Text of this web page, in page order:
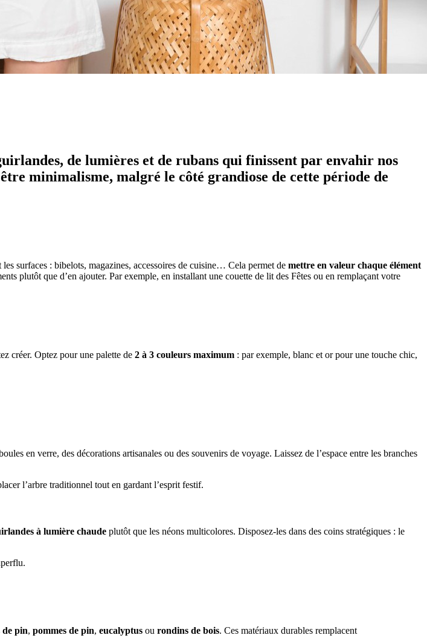
de lumières et de rubans qui finissent par envahir nos
minimalisme, malgré le côté grandiose de cette période de
surfaces : bibelots, magazines, accessoires de cuisine… Cela permet de mettre en valeur chaque élément
plutôt que d’en ajouter. Par exemple, en installant une couette de lit des Fêtes ou en remplaçant votre
créer. Optez pour une palette de 2 à 3 couleurs maximum : par exemple, blanc et or pour une touche chic,
en verre, des décorations artisanales ou des souvenirs de voyage. Laissez de l’espace entre les branches
l’arbre traditionnel tout en gardant l’esprit festif.
à lumière chaude plutôt que les néons multicolores. Disposez-les dans des coins stratégiques : le
de pin, pommes de pin, eucalyptus ou rondins de bois. Ces matériaux durables remplacent